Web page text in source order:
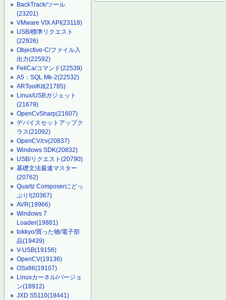
BackTrack/ツール
(23201)
VMware VIX API(23118)
USB/標準リクエスト
(22926)
Objective-C/ファイル入
出力(22592)
FeliCa/コマンド(22539)
A5：SQL Mk-2(22532)
ARToolKit(21785)
Linux/USBガジェット
(21679)
OpenCvSharp(21607)
デバイスセットアップク
ラス(21092)
OpenCV/cv(20837)
Windows SDK(20832)
USB/リクエスト(20790)
基礎文法最速マスター
(20762)
Quartz Composerにどっ
ぷり!(20367)
AVR(19966)
Windows 7
Loader(19881)
tokkyo/買った物/電子部
品(19439)
V-USB(19156)
OpenCV(19136)
OSx86(19107)
Linuxカーネル/バージョ
ン(18912)
JXD S5110(18441)